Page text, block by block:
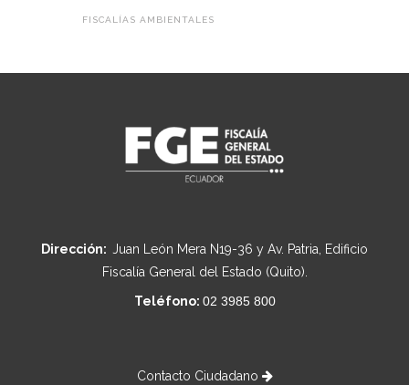
FISCALÍAS AMBIENTALES
Dirección: Juan León Mera N19-36 y Av. Patria, Edificio
Fiscalía General del Estado (Quito).
Teléfono: 02 3985 800
Contacto Ciudadano